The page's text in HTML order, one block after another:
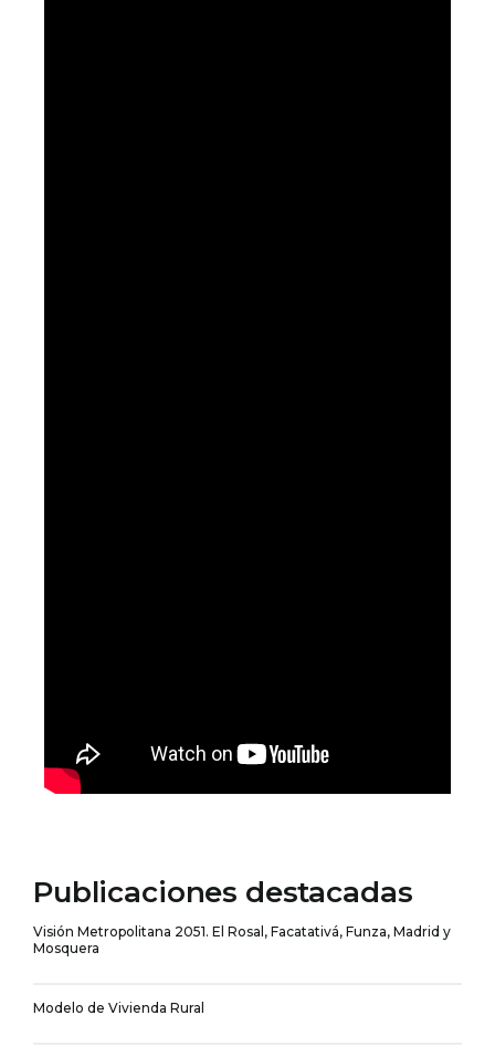
Publicaciones destacadas
Visión Metropolitana 2051. El Rosal, Facatativá, Funza, Madrid y
Mosquera
Modelo de Vivienda Rural